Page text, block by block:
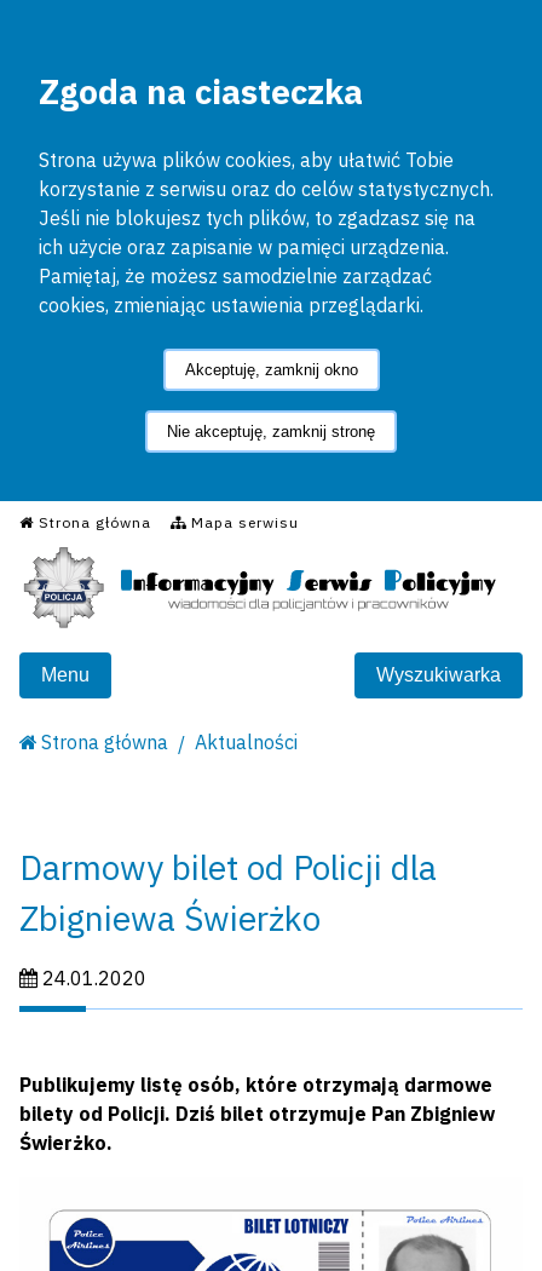
Zgoda na ciasteczka
Strona używa plików cookies, aby ułatwić Tobie
korzystanie z serwisu oraz do celów statystycznych.
Jeśli nie blokujesz tych plików, to zgadzasz się na
ich użycie oraz zapisanie w pamięci urządzenia.
Pamiętaj, że możesz samodzielnie zarządzać
cookies, zmieniając ustawienia przeglądarki.
Akceptuję, zamknij okno
Nie akceptuję, zamknij stronę
Strona główna Mapa serwisu
Informacyjny Serwis
Menu Wyszukiwarka
Strona główna Aktualności
Darmowy bilet od Policji dla
Zbigniewa Świerżko
Data publikacji:
24.01.2020
Publikujemy listę osób, które otrzymają darmowe
bilety od Policji. Dziś bilet otrzymuje Pan Zbigniew
Świerżko.